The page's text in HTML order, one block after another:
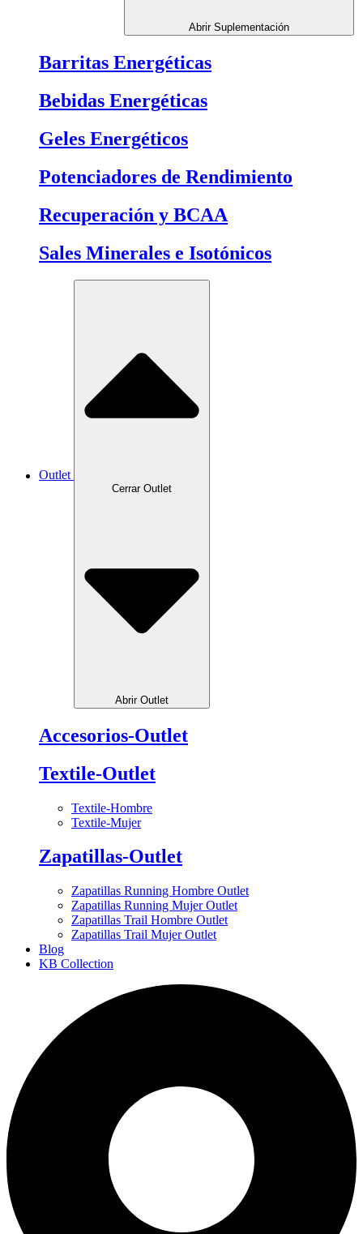
Abrir Suplementación
Barritas Energéticas
Bebidas Energéticas
Geles Energéticos
Potenciadores de Rendimiento
Recuperación y BCAA
Sales Minerales e Isotónicos
Outlet
Cerrar Outlet
Abrir Outlet
Accesorios-Outlet
Textile-Outlet
Textile-Hombre
Textile-Mujer
Zapatillas-Outlet
Zapatillas Running Hombre Outlet
Zapatillas Running Mujer Outlet
Zapatillas Trail Hombre Outlet
Zapatillas Trail Mujer Outlet
Blog
KB Collection